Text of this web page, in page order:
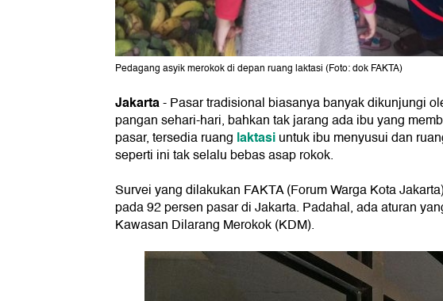
Pedagang asyik merokok di depan ruang laktasi (Foto: dok FAKTA)
Jakarta- Pasar tradisional biasanya banyak dikunjungi
pangan sehari-hari, bahkan tak jarang ada ibu yang
pasar, tersedia ruang laktasiuntuk ibu menyusui dan
seperti ini tak selalu bebas asap rokok.
Survei yang dilakukan FAKTA (Forum Warga Kota
pada 92 persen pasar di Jakarta. Padahal, ada aturan
Kawasan Dilarang Merokok (KDM).